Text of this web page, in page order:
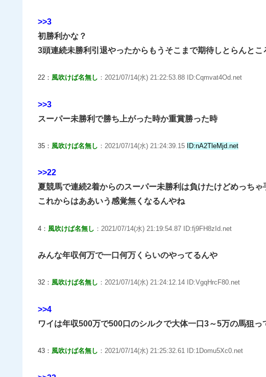
>>3
初勝利かな？
3頭連続未勝利引退やったからもうそこまで期待しとらんと
22： 風吹けば名無し ：2021/07/14(水) 21:22:53.88 ID:Cqmvat4Od.net
>>3
スーパー未勝利で勝ち上がった時か重賞勝った時
35： 風吹けば名無し ：2021/07/14(水) 21:24:39.15 ID:nA2TleMjd.net
>>22
夏競馬で連続2着からのスーパー未勝利は負けたけどめっちゃ
これからはああいう感覚無くなるんやね
4： 風吹けば名無し ：2021/07/14(水) 21:19:54.87 ID:fj9FH8zId.net
みんな年収何万で一口何万くらいのやってるんや
32： 風吹けば名無し ：2021/07/14(水) 21:24:12.14 ID:VgqHrcF80.net
>>4
ワイは年収500万で500口のシルクで大体一口3～5万の馬狙っ
43： 風吹けば名無し ：2021/07/14(水) 21:25:32.61 ID:1Domu5Xc0.net